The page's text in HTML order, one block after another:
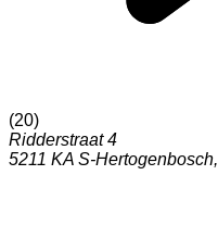
(20)
Ridderstraat 4
5211 KA S-Hertogenbosch,